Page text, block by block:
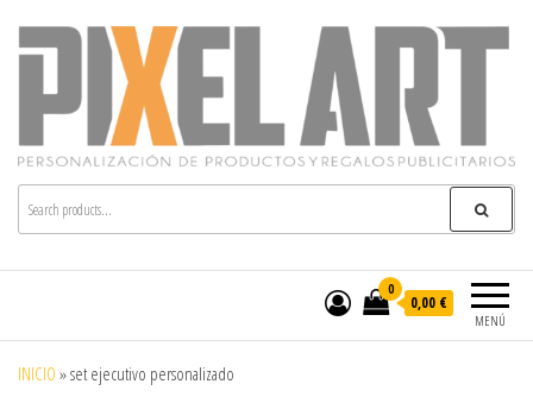
Pixelart
Especialistas en textil publicitario y regalos
personalizados en móstoles
MENÚ
0
0,00 €
INICIO »set ejecutivo personalizado